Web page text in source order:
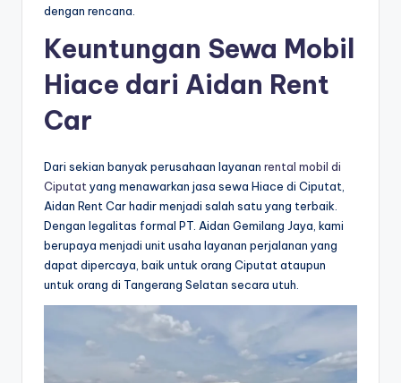
dengan rencana.
Keuntungan Sewa Mobil
Hiace dari Aidan Rent
Car
Dari sekian banyak perusahaan layanan rental mobil di
Ciputatyang menawarkan jasa sewa Hiace di Ciputat,
Aidan Rent Car hadir menjadi salah satu yang terbaik.
Dengan legalitas formal PT. Aidan Gemilang Jaya, kami
berupaya menjadi unit usaha layanan perjalanan yang
dapat dipercaya, baik untuk orang Ciputat ataupun
untuk orang di Tangerang Selatan secara utuh.